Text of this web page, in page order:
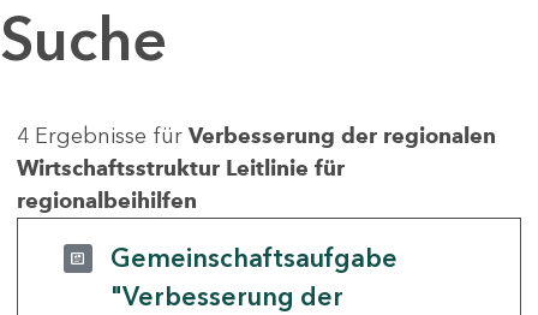
Suche
4 Ergebnisse für Verbesserung der regionalen
Wirtschaftsstruktur Leitlinie für
regionalbeihilfen
Gemeinschaftsaufgabe
"Verbesserung der